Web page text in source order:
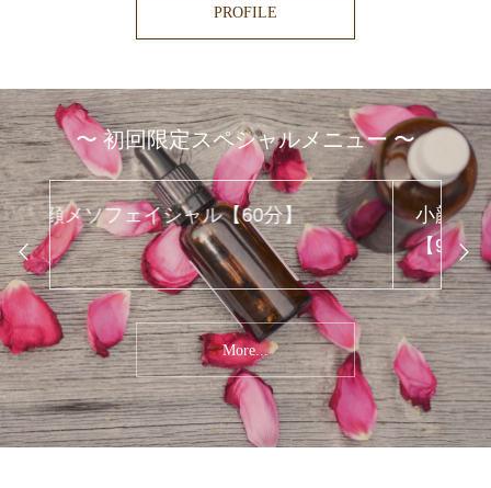
PROFILE
〜 初回限定スペシャルメニュー 〜
小顔美肌！パーフェクトフェイシャル
【90分】
マ
More...